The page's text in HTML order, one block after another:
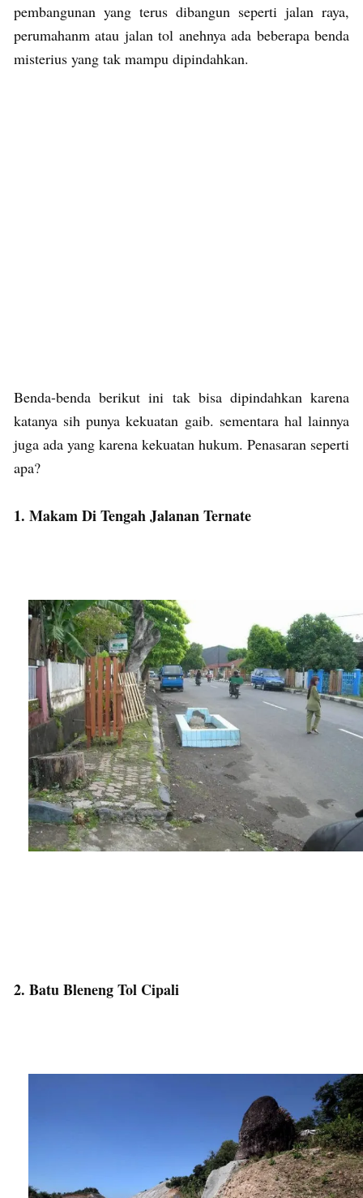
pembangunan yang terus dibangun seperti jalan raya,
perumahanm atau jalan tol anehnya ada beberapa benda
misterius yang tak mampu dipindahkan.
Benda-benda berikut ini tak bisa dipindahkan karena
katanya sih punya kekuatan gaib. sementara hal lainnya
juga ada yang karena kekuatan hukum. Penasaran seperti
apa?
1. Makam Di Tengah Jalanan Ternate
2. Batu Bleneng Tol Cipali